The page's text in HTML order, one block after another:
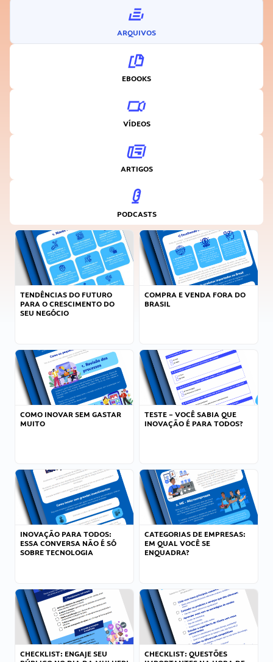
ARQUIVOS
EBOOKS
VÍDEOS
ARTIGOS
PODCASTS
TENDÊNCIAS DO FUTURO
PARA O CRESCIMENTO DO
SEU NEGÓCIO
COMPRA E VENDA FORA DO
BRASIL
COMO INOVAR SEM GASTAR
MUITO
TESTE – VOCÊ SABIA QUE
INOVAÇÃO É PARA TODOS?
INOVAÇÃO PARA TODOS:
ESSA CONVERSA NÃO É SÓ
SOBRE TECNOLOGIA
CATEGORIAS DE EMPRESAS:
EM QUAL VOCÊ SE
ENQUADRA?
CHECKLIST: ENGAJE SEU
CHECKLIST: QUESTÕES